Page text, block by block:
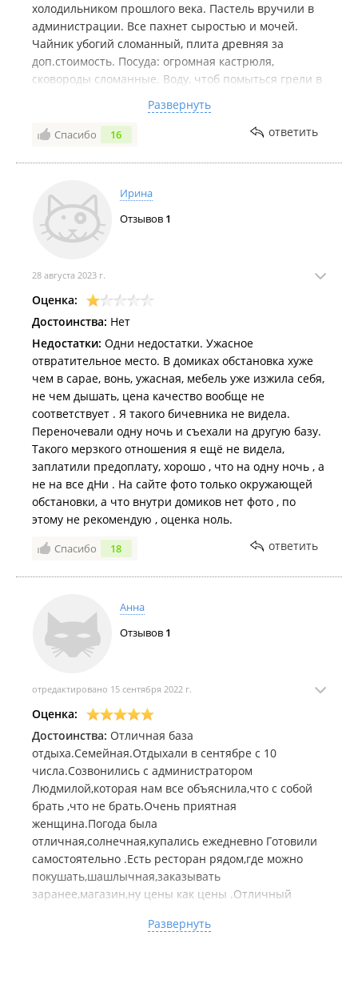
холодильником прошлого века. Пастель вручили в
администрации. Все пахнет сыростью и мочей.
Чайник убогий сломанный, плита древняя за
доп.стоимость. Посуда: огромная кастрюля,
сковороды сломанные. Воду, чтоб помыться грели в
веранде. Впечатления, что хозяин понятия не
имеет даже о минимальном сервисе за такие деньги
нормально!!!!
Развернуть
Спасибо 16 ответить
Ирина
Отзывов 1
28 августа 2023 г.
Оценка:
Достоинства: Нет
Недостатки: Одни недостатки. Ужасное
отвратительное место. В домиках обстановка хуже
чем в сарае, вонь, ужасная, мебель уже изжила себя,
не чем дышать, цена качество вообще не
соответствует . Я такого бичевника не видела.
Переночевали одну ночь и съехали на другую базу.
Такого мерзкого отношения я ещё не видела,
заплатили предоплату, хорошо , что на одну ночь , а
не на все дНи . На сайте фото только окружающей
обстановки, а что внутри домиков нет фото , по
этому не рекомендую , оценка ноль.
Спасибо 18 ответить
Анна
Отзывов 1
отредактировано 15 сентября 2022 г.
Оценка:
Достоинства: Отличная база
отдыха.Семейная.Отдыхали в сентябре с 10
числа.Созвонились с администратором
Людмилой,которая нам все объяснила,что с собой
брать ,что не брать.Очень приятная
женщина.Погода была
отличная,солнечная,купались ежедневно Готовили
самостоятельно .Есть ресторан рядом,где можно
покушать,шашлычная,заказывать
заранее,магазин,ну цены как цены .Отличный
чисто,пляж чистят,хотя были после тайфуна.Домик
Развернуть